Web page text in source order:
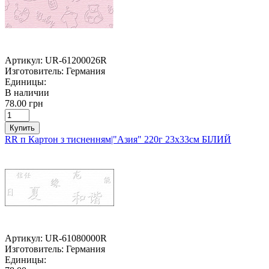
Артикул: UR-61200026R
Изготовитель: Германия
Единицы:
В наличии
78.00 грн
Купить
RR п Картон з тисненням|"Азия" 220г 23х33см БІЛИЙ
Артикул: UR-61080000R
Изготовитель: Германия
Единицы: